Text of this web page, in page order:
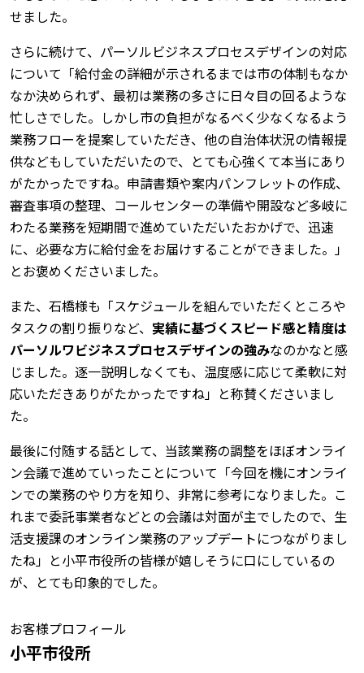
せました。
さらに続けて、パーソルビジネスプロセスデザインの対応
について「給付金の詳細が示されるまでは市の体制もなか
なか決められず、最初は業務の多さに日々目の回るような
忙しさでした。しかし市の負担がなるべく少なくなるよう
業務フローを提案していただき、他の自治体状況の情報提
供などもしていただいたので、とても心強くて本当にあり
がたかったですね。申請書類や案内パンフレットの作成、
審査事項の整理、コールセンターの準備や開設など多岐に
わたる業務を短期間で進めていただいたおかげで、迅速
に、必要な方に給付金をお届けすることができました。」
とお褒めくださいました。
また、石橋様も「スケジュールを組んでいただくところや
タスクの割り振りなど、 実績に基づくスピード感と精度は
パーソルワビジネスプロセスデザインの強みなのかなと感
じました。逐一説明しなくても、温度感に応じて柔軟に対
応いただきありがたかったですね」と称賛くださいまし
た。
最後に付随する話として、当該業務の調整をほぼオンライ
ン会議で進めていったことについて「今回を機にオンライ
ンでの業務のやり方を知り、非常に参考になりました。こ
れまで委託事業者などとの会議は対面が主でしたので、生
活支援課のオンライン業務のアップデートにつながりまし
たね」と小平市役所の皆様が嬉しそうに口にしているの
が、とても印象的でした。
お客様プロフィール
小平市役所